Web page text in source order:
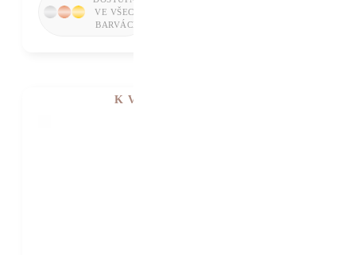
K VIDĚNÍ V SHOWROOMU